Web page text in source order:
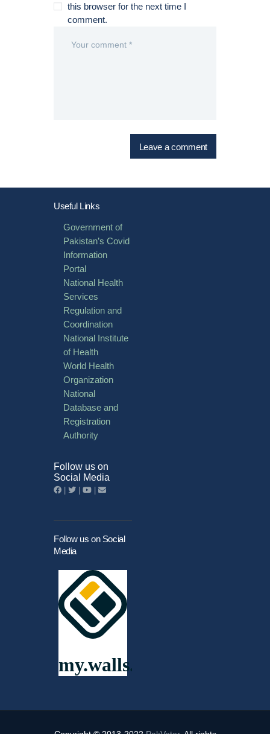
this browser for the next time I
comment.
Useful Links
Government of
Pakistan’s Covid
Information
Portal
National Health
Services
Regulation and
Coordination
National Institute
of Health
World Health
Organization
National
Database and
Registration
Authority
Follow us on
Social Media
Follow us on Social
Media